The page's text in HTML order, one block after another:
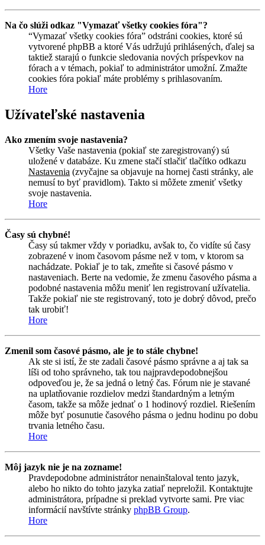
Na čo slúži odkaz "Vymazať všetky cookies fóra"?
“Vymazať všetky cookies fóra” odstráni cookies, ktoré sú
vytvorené phpBB a ktoré Vás udržujú prihlásených, ďalej sa
taktiež starajú o funkcie sledovania nových príspevkov na
fórach a v témach, pokiaľ to administrátor umožní. Zmažte
cookies fóra pokiaľ máte problémy s prihlasovaním.
Hore
Užívateľské nastavenia
Ako zmením svoje nastavenia?
Všetky Vaše nastavenia (pokiaľ ste zaregistrovaný) sú
uložené v databáze. Ku zmene stačí stlačiť tlačítko odkazu
Nastavenia (zvyčajne sa objavuje na hornej časti stránky, ale
nemusí to byť pravidlom). Takto si môžete zmeniť všetky
svoje nastavenia.
Hore
Časy sú chybné!
Časy sú takmer vždy v poriadku, avšak to, čo vidíte sú časy
zobrazené v inom časovom pásme než v tom, v ktorom sa
nachádzate. Pokiaľ je to tak, zmeňte si časové pásmo v
nastaveniach. Berte na vedomie, že zmenu časového pásma a
podobné nastavenia môžu meniť len registrovaní užívatelia.
Takže pokiaľ nie ste registrovaný, toto je dobrý dôvod, prečo
tak urobiť!
Hore
Zmenil som časové pásmo, ale je to stále chybne!
Ak ste si istí, že ste zadali časové pásmo správne a aj tak sa
líši od toho správneho, tak tou najpravdepodobnejšou
odpoveďou je, že sa jedná o letný čas. Fórum nie je stavané
na uplatňovanie rozdielov medzi štandardným a letným
časom, takže sa môže jednať o 1 hodinový rozdiel. Riešením
môže byť posunutie časového pásma o jednu hodinu po dobu
trvania letného času.
Hore
Môj jazyk nie je na zozname!
Pravdepodobne administrátor nenainštaloval tento jazyk,
alebo ho nikto do tohto jazyka zatiaľ nepreložil. Kontaktujte
administrátora, prípadne si preklad vytvorte sami. Pre viac
informácií navštívte stránky phpBB Group.
Hore